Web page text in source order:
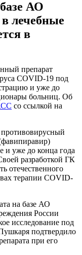
АО
лечебные
в
препарат
COVID-19 под
и уже до
больниц. Об
со ссылкой на
и уже до конца года
разработкой ГК
отечественного
терапии COVID-
на базе АО
России
исследование под
подтвердило
при его